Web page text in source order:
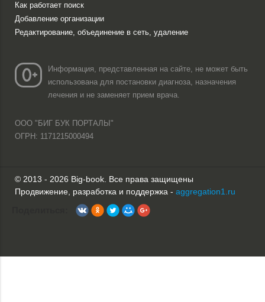
Как работает поиск
Добавление организации
Редактирование, объединение в сеть, удаление
Информация, представленная на сайте, не может быть
использована для постановки диагноза, назначения
лечения и не заменяет прием врача.
ООО "БИГ БУК ПОРТАЛЫ"
ОГРН: 1171215000494
© 2013 - 2026 Big-book. Все права защищены
Продвижение, разработка и поддержка - aggregation1.ru